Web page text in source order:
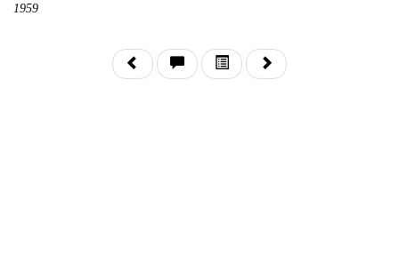
1959